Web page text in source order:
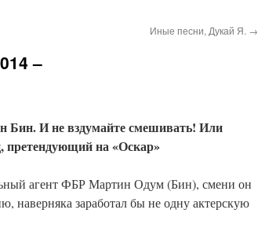
Иные песни, Дукай Я. →
–
Бин. И не вздумайте смешивать! Или
претендующий на «Оскар»
агент ФБР Мартин Одум (Бин), смени он
наверняка заработал бы не одну актерскую